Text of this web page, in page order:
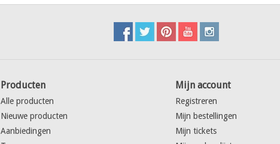
Producten
Alle producten
Nieuwe producten
Aanbiedingen
Mijn account
Registreren
Mijn bestellingen
Mijn tickets